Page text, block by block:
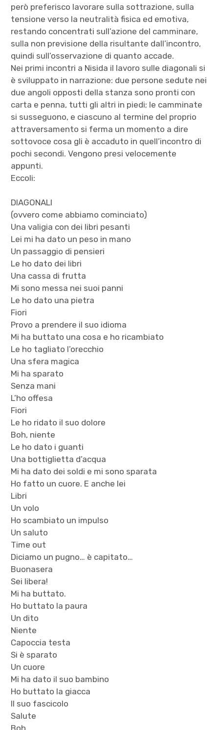
però preferisco lavorare sulla sottrazione, sulla
tensione verso la neutralità fisica ed emotiva,
restando concentrati sull’azione del camminare,
sulla non previsione della risultante dall’incontro,
quindi sull’osservazione di quanto accade.
Nei primi incontri a Nisida il lavoro sulle diagonali si
è sviluppato in narrazione: due persone sedute nei
due angoli opposti della stanza sono pronti con
carta e penna, tutti gli altri in piedi; le camminate
si susseguono, e ciascuno al termine del proprio
attraversamento si ferma un momento a dire
sottovoce cosa gli è accaduto in quell’incontro di
pochi secondi. Vengono presi velocemente
appunti.
Eccoli:
DIAGONALI
(ovvero come abbiamo cominciato)
Una valigia con dei libri pesanti
Lei mi ha dato un peso in mano
Un passaggio di pensieri
Le ho dato dei libri
Una cassa di frutta
Mi sono messa nei suoi panni
Le ho dato una pietra
Fiori
Provo a prendere il suo idioma
Mi ha buttato una cosa e ho ricambiato
Le ho tagliato l’orecchio
Una sfera magica
Mi ha sparato
Senza mani
L’ho offesa
Fiori
Le ho ridato il suo dolore
Boh, niente
Le ho dato i guanti
Una bottiglietta d’acqua
Mi ha dato dei soldi e mi sono sparata
Ho fatto un cuore. E anche lei
Libri
Un volo
Ho scambiato un impulso
Un saluto
Time out
Diciamo un pugno… è capitato…
Buonasera
Sei libera!
Mi ha buttato.
Ho buttato la paura
Un dito
Niente
Capoccia testa
Si è sparato
Un cuore
Mi ha dato il suo bambino
Ho buttato la giacca
Il suo fascicolo
Salute
Boh